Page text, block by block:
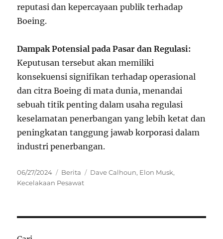
reputasi dan kepercayaan publik terhadap
Boeing.
Dampak Potensial pada Pasar dan Regulasi:
Keputusan tersebut akan memiliki
konsekuensi signifikan terhadap operasional
dan citra Boeing di mata dunia, menandai
sebuah titik penting dalam usaha regulasi
keselamatan penerbangan yang lebih ketat dan
peningkatan tanggung jawab korporasi dalam
industri penerbangan.
Posted
on
06/27/2024 Categories
Berita Tags
Dave Calhoun, Elon Musk,
Kecelakaan Pesawat